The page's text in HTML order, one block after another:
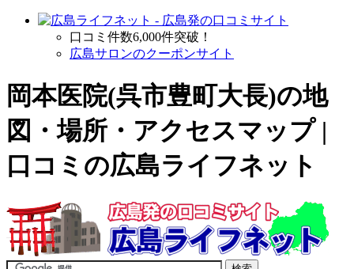
口コミ件数6,000件突破！
広島サロンのクーポンサイト
岡本医院(呉市豊町大長)の地
図・場所・アクセスマップ |
口コミの広島ライフネット